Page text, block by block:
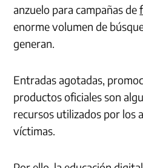
anzuelo para campañas de
enorme volumen de
generan.
Entradas agotadas,
productos oficiales son
recursos utilizados por los
víctimas.